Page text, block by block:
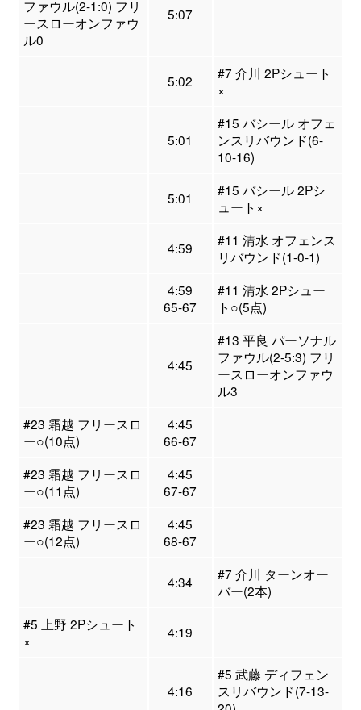
ファウル(2-1:0) フリ
ースローオンファウ
ル0
5:07
5:02
#7 介川 2Pシュート
×
5:01
#15 バシール オフェ
ンスリバウンド(6-
10-16)
5:01
#15 バシール 2Pシ
ュート×
4:59
#11 清水 オフェンス
リバウンド(1-0-1)
4:59
65-67
#11 清水 2Pシュー
ト○(5点)
4:45
#13 平良 パーソナル
ファウル(2-5:3) フリ
ースローオンファウ
ル3
#23 霜越 フリースロ
ー○(10点)
4:45
66-67
#23 霜越 フリースロ
ー○(11点)
4:45
67-67
#23 霜越 フリースロ
ー○(12点)
4:45
68-67
4:34
#7 介川 ターンオー
バー(2本)
#5 上野 2Pシュート
×
4:19
4:16
#5 武藤 ディフェン
スリバウンド(7-13-